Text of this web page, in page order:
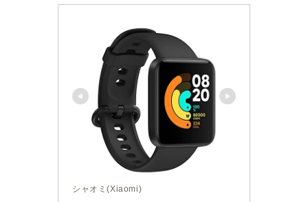
シャオミ(Xiaomi)